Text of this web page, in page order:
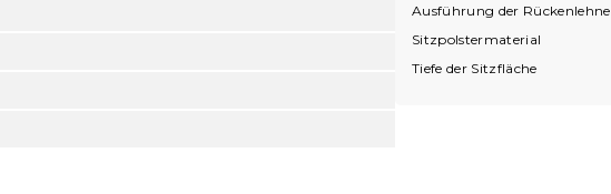
Ausführung der Rückenlehne
Sitzpolstermaterial
Tiefe der Sitzfläche